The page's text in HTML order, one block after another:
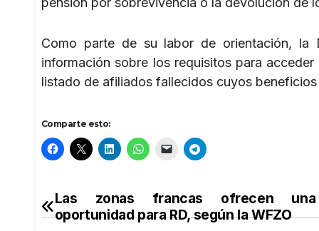
Como parte de su labor de orientación,
información sobre los requisitos para
listado de afiliados fallecidos cuyos
Comparte esto:
Navegación
Las zonas francas ofrecen
oportunidad para RD, según la WFZO